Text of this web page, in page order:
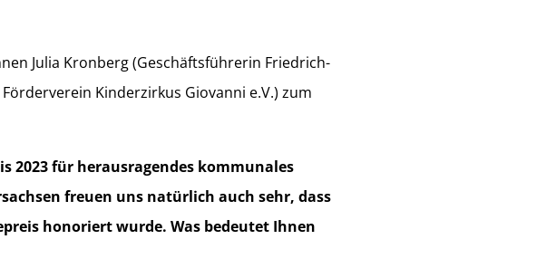
Julia Kronberg (Geschäftsführerin Friedrich-
Kinderzirkus Giovanni e.V.) zum
2023 für herausragendes kommunales
freuen uns natürlich auch sehr, dass
honoriert wurde. Was bedeutet Ihnen